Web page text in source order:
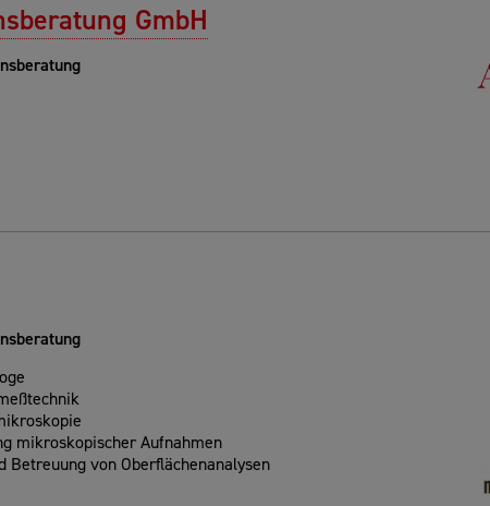
GmbH
mikroskopischer Aufnahmen
Betreuung von Oberflächenanalysen